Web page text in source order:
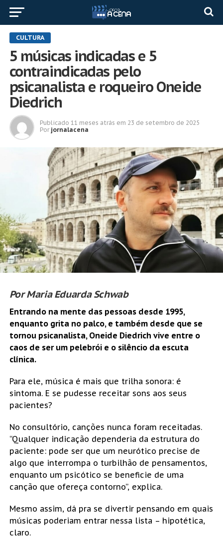
CULTURA
5 músicas indicadas e 5
contraindicadas pelo
psicanalista e roqueiro Oneide
Diedrich
Publicado 11 meses atrás em 23 de setembro de 2025
Por jornalacena
Por Maria Eduarda Schwab
Entrando na mente das pessoas desde 1995,
enquanto grita no palco, e também desde que se
tornou psicanalista, Oneide Diedrich vive entre o
caos de ser um pelebrói e o silêncio da escuta
clínica.
Para ele, música é mais que trilha sonora: é
sintoma. E se pudesse receitar sons aos seus
pacientes?
No consultório, canções nunca foram receitadas.
“Qualquer indicação dependeria da estrutura do
paciente: pode ser que um neurótico precise de
algo que interrompa o turbilhão de pensamentos,
enquanto um psicótico se beneficie de uma
canção que ofereça contorno”, explica.
Mesmo assim, dá pra se divertir pensando em quais
músicas poderiam entrar nessa lista – hipotética,
claro.